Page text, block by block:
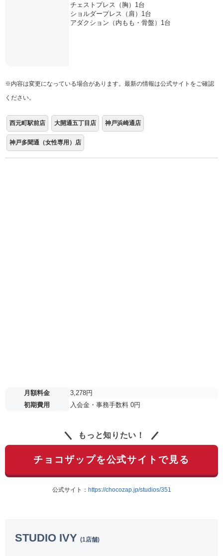
チェストプレス（胸）1台
ショルダープレス（肩）1台
アダクション（内もも・骨盤）1台
※内容は変更になっている場合があります。最新の情報は公式サイトをご確認
ください。
西元町駅前店 大開通五丁目店 神戸浜崎通店
神戸多聞通（女性専用）店
月額料金
3,278円
初期費用
入会金・事務手数料 0円
もっと知りたい！
チョコザップを公式サイトで見る
公式サイト： https://chocozap.jp/studios/351
STUDIO IVY (1店舗)